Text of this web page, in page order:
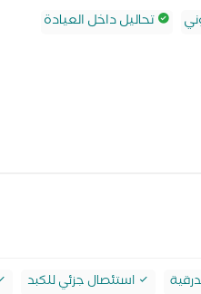
تحاليل داخل العيادة
استئصال جزئي للكبد